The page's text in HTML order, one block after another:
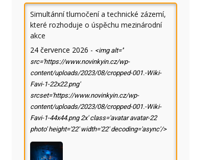
Simultánní tlumočení a technické zázemí,
které rozhoduje o úspěchu mezinárodní
akce
24 července 2026 - <img alt=''
src='https://www.novinkyin.cz/wp-
content/uploads/2023/08/cropped-001.-Wiki-
Favi-1-22x22.png'
srcset='https://www.novinkyin.cz/wp-
content/uploads/2023/08/cropped-001.-Wiki-
Favi-1-44x44.png 2x' class='avatar avatar-22
photo' height='22' width='22' decoding='async'/>